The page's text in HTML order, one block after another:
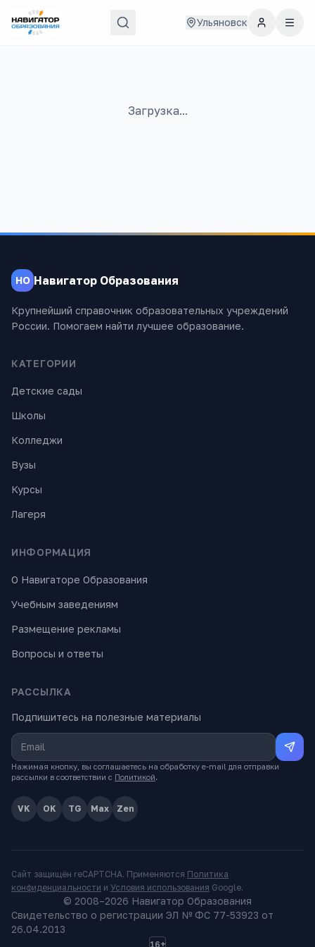
Ульяновск
Загрузка...
НО Навигатор Образования
Крупнейший справочник образовательных учреждений
России. Помогаем найти лучшее образование.
КАТЕГОРИИ
Детские сады
Школы
Колледжи
Вузы
Курсы
Лагеря
ИНФОРМАЦИЯ
О Навигаторе Образования
Учебным заведениям
Размещение рекламы
Вопросы и ответы
РАССЫЛКА
Подпишитесь на полезные материалы
Нажимая кнопку, вы соглашаетесь на обработку e-mail для отправки
рассылки в соответствии с Политикой.
VK OK TG Max Zen
Сайт защищён reCAPTCHA. Применяются Политика
конфиденциальности и Условия использования Google.
© 2008–2026 Навигатор Образования
Свидетельство о регистрации ЭЛ № ФС 77-53923 от
26.04.2013
16+